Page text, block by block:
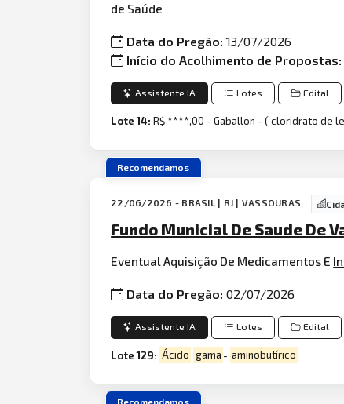
de Saúde
Data do Pregão:13/07/2026
Início do Acolhimento de Propostas:
Assistente IA Lotes Edital
Lote 14:R$ ****,00 - Gaballon - ( cloridrato de
Recomendamos
22/06/2026 - BRASIL | RJ | VASSOURAS
Fundo Municial De Saude De
Eventual Aquisição De Medicamentos E
Data do Pregão:02/07/2026
Assistente IA Lotes Edital
Lote 129: Ácido gama - aminobutírico
Recomendamos